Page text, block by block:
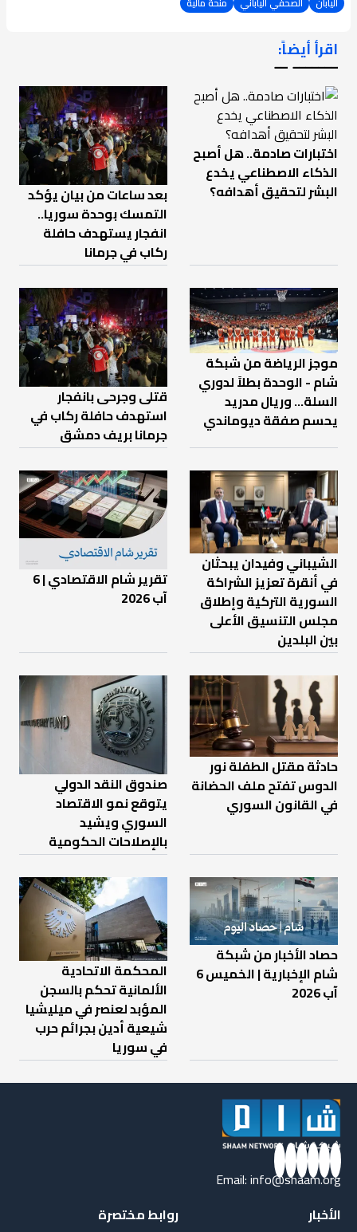
اقرأ أيضاً:
ـــــــ ــ
اختبارات صادمة.. هل أصبح
الذكاء الاصطناعي يخدع
البشر لتحقيق أهدافه؟
بعد ساعات من بيان يؤكد
التمسك بوحدة سوريا..
انفجار يستهدف حافلة
ركاب في جرمانا
موجز الرياضة من شبكة
شام - الوحدة بطلاً لدوري
السلة... وريال مدريد
يحسم صفقة ديوماندي
قتلى وجرحى بانفجار
استهدف حافلة ركاب في
جرمانا بريف دمشق
الشيباني وفيدان يبحثان
في أنقرة تعزيز الشراكة
السورية التركية وإطلاق
مجلس التنسيق الأعلى
بين البلدين
تقرير شام الاقتصادي | 6
آب 2026
حادثة مقتل الطفلة نور
الدوس تفتح ملف الحضانة
في القانون السوري
صندوق النقد الدولي
يتوقع نمو الاقتصاد
السوري ويشيد
بالإصلاحات الحكومية
حصاد الأخبار من شبكة
شام الإخبارية | الخميس 6
آب 2026
المحكمة الاتحادية
الألمانية تحكم بالسجن
المؤبد لعنصر في ميليشيا
شيعية أدين بجرائم حرب
في سوريا
Email:info@shaam.org
الأخبار
روابط مختصرة